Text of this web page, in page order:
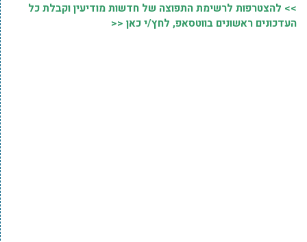
>> להצטרפות לרשימת התפוצה של חדשות מודיעין וקבלת כל
העדכונים ראשונים בווטסאפ, לחץ/י כאן <<